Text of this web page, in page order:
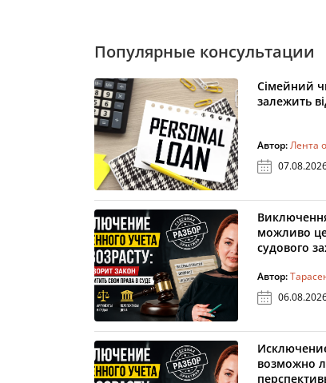
Популярные консультации
Сімейний
залежить
Автор:Лента
можливо це
судового
Автор:
возможно